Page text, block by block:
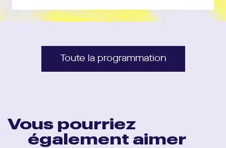
Toute la programmation
Vous pourriez
également aimer